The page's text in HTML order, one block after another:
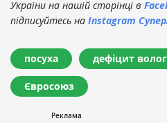
України на нашій сторінці в
підписуйтесь на Instagram
посуха дефіцит
Євросоюз